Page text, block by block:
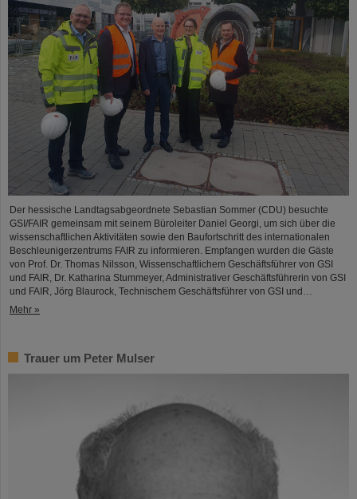
Der hessische Landtagsabgeordnete Sebastian Sommer (CDU) besuchte
GSI/FAIR gemeinsam mit seinem Büroleiter Daniel Georgi, um sich über die
wissenschaftlichen Aktivitäten sowie den Baufortschritt des internationalen
Beschleunigerzentrums FAIR zu informieren. Empfangen wurden die Gäste
von Prof. Dr. Thomas Nilsson, Wissenschaftlichem Geschäftsführer von GSI
und FAIR, Dr. Katharina Stummeyer, Administrativer Geschäftsführerin von GSI
und FAIR, Jörg Blaurock, Technischem Geschäftsführer von GSI und…
Mehr »
Trauer um Peter Mulser